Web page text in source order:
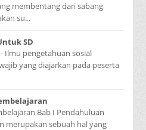
membentang dari sabang
su...
SD
Ilmu pengetahuan sosial
yang diajarkan pada peserta
Bab I Pendahuluan
merupakan sebuah hal yang